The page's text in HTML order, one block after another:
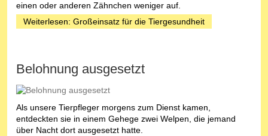
einen oder anderen Zähnchen weniger auf.
Weiterlesen: Großeinsatz für die Tiergesundheit
Belohnung ausgesetzt
Als unsere Tierpfleger morgens zum Dienst kamen,
entdeckten sie in einem Gehege zwei Welpen, die jemand
über Nacht dort ausgesetzt hatte.